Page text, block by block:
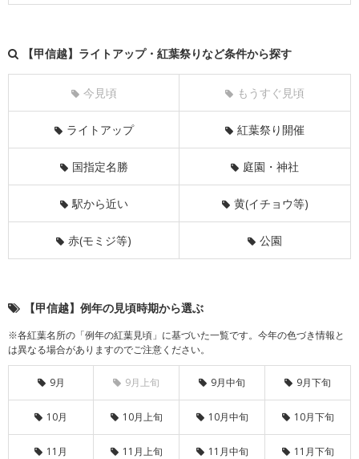
【甲信越】ライトアップ・紅葉祭りなど条件から探す
今見頃 もうすぐ見頃
ライトアップ 紅葉祭り開催
国指定名勝 庭園・神社
駅から近い 黄(イチョウ等)
赤(モミジ等) 公園
【甲信越】例年の見頃時期から選ぶ
※各紅葉名所の「例年の紅葉見頃」に基づいた一覧です。今年の色づき情報と
は異なる場合がありますのでご注意ください。
9月 9月上旬 9月中旬 9月下旬
10月 10月上旬 10月中旬 10月下旬
11月 11月上旬 11月中旬 11月下旬